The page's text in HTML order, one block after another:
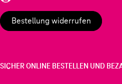
Bestellung widerrufen
SICHER ONLINE BESTELLEN UND